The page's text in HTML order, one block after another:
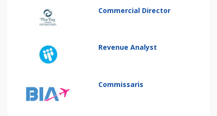
Commercial Director
Revenue Analyst
Commissaris